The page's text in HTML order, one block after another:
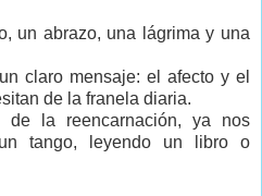
un abrazo, una lágrima y una
mensaje: el afecto y el
de la franela diaria.
reencarnación, ya nos
un tango, leyendo un libro o